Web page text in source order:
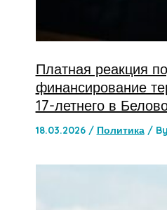
Платная реакция
финансирование
17-летнего в
18.03.2026 / Политика/ By